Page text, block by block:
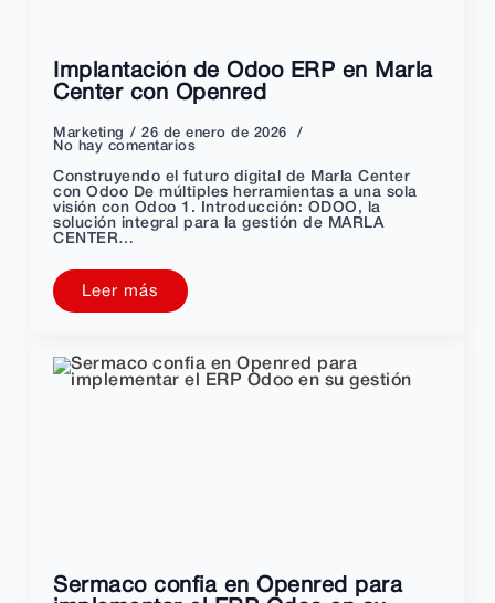
Implantación de Odoo ERP en Marla
Center con Openred
Marketing
26 de enero de 2026
No hay comentarios
Construyendo el futuro digital de Marla Center
con Odoo De múltiples herramientas a una sola
visión con Odoo 1. Introducción: ODOO, la
solución integral para la gestión de MARLA
CENTER…
Leer más
Sermaco confia en Openred para